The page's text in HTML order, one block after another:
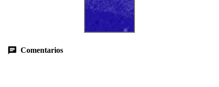
Comentarios